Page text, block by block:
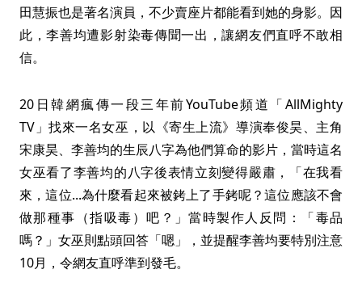
田慧振也是著名演員，不少賣座片都能看到她的身影。因
此，李善均遭影射染毒傳聞一出，讓網友們直呼不敢相
信。
20日韓網瘋傳一段三年前YouTube頻道「AllMighty
TV」找來一名女巫，以《寄生上流》導演奉俊昊、主角
宋康昊、李善均的生辰八字為他們算命的影片，當時這名
女巫看了李善均的八字後表情立刻變得嚴肅，「在我看
來，這位...為什麼看起來被銬上了手銬呢？這位應該不會
做那種事（指吸毒）吧？」當時製作人反問：「毒品
嗎？」女巫則點頭回答「嗯」，並提醒李善均要特別注意
10月，令網友直呼準到發毛。